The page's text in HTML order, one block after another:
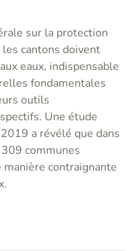
sur la protection
cantons doivent
eaux, indispensable
fondamentales
outils
Une étude
a révélé que dans
communes
contraignante